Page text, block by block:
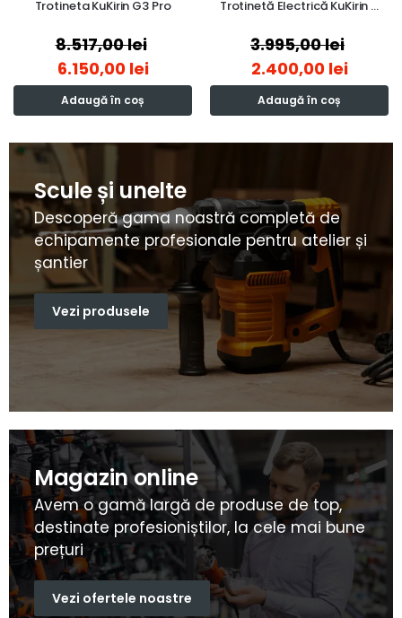
Trotineta KuKirin G3 Pro
8.517,00lei
6.150,00 lei
Adaugă în coș
Trotinetă Electrică KuKirin …
3.995,00lei
2.400,00 lei
Adaugă în coș
Scule și unelte
Descoperă gama noastră completă de
echipamente profesionale pentru atelier și
șantier
Vezi produsele
Magazin online
Avem o gamă largă de produse de top,
destinate profesioniștilor, la cele mai bune
prețuri
Vezi ofertele noastre